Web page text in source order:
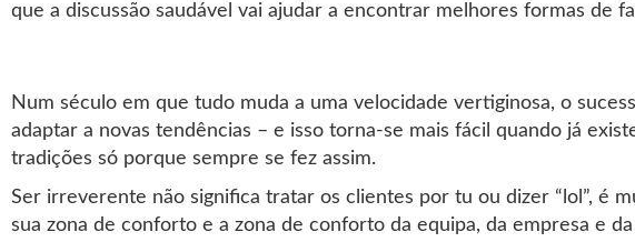
que a discussão saudável vai ajudar a encontrar melhores formas de
Num século em que tudo muda a uma velocidade vertiginosa, o
adaptar a novas tendências – e isso torna-se mais fácil quando já
tradições só porque sempre se fez assim.
Ser irreverente não significa tratar os clientes por tu ou dizer “lol”, é
sua zona de conforto e a zona de conforto da equipa, da empresa e